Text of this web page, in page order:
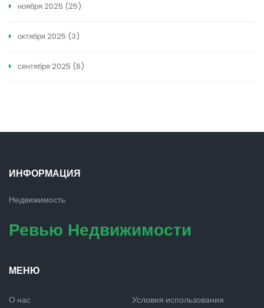
ноября 2025 (25)
октября 2025 (3)
сентября 2025 (6)
ИНФОРМАЦИЯ
Недвижимость
Ревью Недвижимости
МЕНЮ
О нас Условия использования